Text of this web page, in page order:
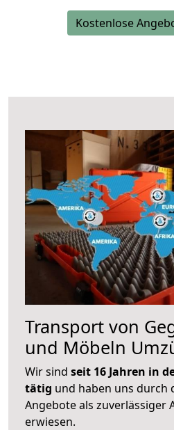
Kostenlose
Transport von
und Möbeln
Wir sind seit 16 Jahren in
tätig und haben uns durch
Angebote als zuverlässiger
erwiesen.